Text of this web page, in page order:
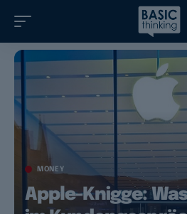
MONEY
Apple-Knigge: